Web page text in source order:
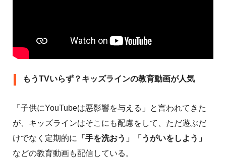
もうTVいらず？キッズラインの教育動画が人気
「子供にYouTubeは悪影響を与える」と言われてきた
が、キッズラインはそこにも配慮をして、ただ遊ぶだ
けでなく定期的に
「手を洗おう」「うがいをしよう」
などの教育動画も配信している。